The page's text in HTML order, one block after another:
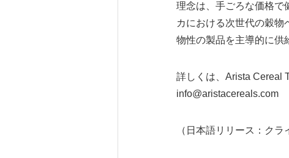
理念は、手ごろな価格で
カにおける次世代の穀
物性の製品を主導的に供
詳しくは、Arista Cereal
info@aristacereals.com
（日本語リリース：クラ